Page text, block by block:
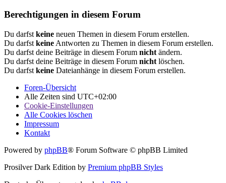
Berechtigungen in diesem Forum
Du darfst keine neuen Themen in diesem Forum erstellen.
Du darfst keine Antworten zu Themen in diesem Forum erstellen.
Du darfst deine Beiträge in diesem Forum nicht ändern.
Du darfst deine Beiträge in diesem Forum nicht löschen.
Du darfst keine Dateianhänge in diesem Forum erstellen.
Foren-Übersicht
Alle Zeiten sind UTC+02:00
Cookie-Einstellungen
Alle Cookies löschen
Impressum
Kontakt
Powered by phpBB® Forum Software © phpBB Limited
Prosilver Dark Edition by Premium phpBB Styles